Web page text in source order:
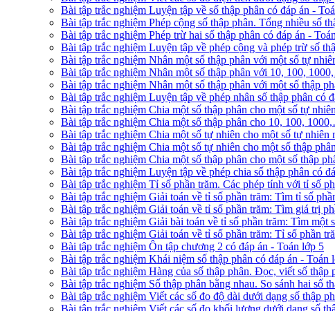
Bài tập trắc nghiệm Luyện tập về số thập phân có đáp án -
Bài tập trắc nghiệm Phép cộng số thập phân. Tổng nhiều số
Bài tập trắc nghiệm Phép trừ hai số thập phân có đáp án -
Bài tập trắc nghiệm Luyện tập về phép cộng và phép trừ số
Bài tập trắc nghiệm Nhân một số thập phân với một số tự
Bài tập trắc nghiệm Nhân một số thập phân với 10, 100,
Bài tập trắc nghiệm Nhân một số thập phân với một số thập
Bài tập trắc nghiệm Luyện tập về phép nhân số thập phân có
Bài tập trắc nghiệm Chia một số thập phân cho một số tự
Bài tập trắc nghiệm Chia một số thập phân cho 10, 100,
Bài tập trắc nghiệm Chia một số tự nhiên cho một số tự
Bài tập trắc nghiệm Chia một số tự nhiên cho một số thập
Bài tập trắc nghiệm Chia một số thập phân cho một số thập
Bài tập trắc nghiệm Luyện tập về phép chia số thập phân có
Bài tập trắc nghiệm Tỉ số phần trăm. Các phép tính với tỉ số
Bài tập trắc nghiệm Giải toán về tỉ số phần trăm: Tìm tỉ số
Bài tập trắc nghiệm Giải toán về tỉ số phần trăm: Tìm giá trị
Bài tập trắc nghiệm Giải bài toán về tỉ số phần trăm: Tìm một
Bài tập trắc nghiệm Giải toán về tỉ số phần trăm: Tỉ số phần
Bài tập trắc nghiệm Ôn tập chương 2 có đáp án - Toán lớp 5
Bài tập trắc nghiệm Khái niệm số thập phân có đáp án - Toán
Bài tập trắc nghiệm Hàng của số thập phân. Đọc, viết số thập
Bài tập trắc nghiệm Số thập phân bằng nhau. So sánh hai số
Bài tập trắc nghiệm Viết các số đo độ dài dưới dạng số thập
Bài tập trắc nghiệm Viết các số đo khối lượng dưới dạng số